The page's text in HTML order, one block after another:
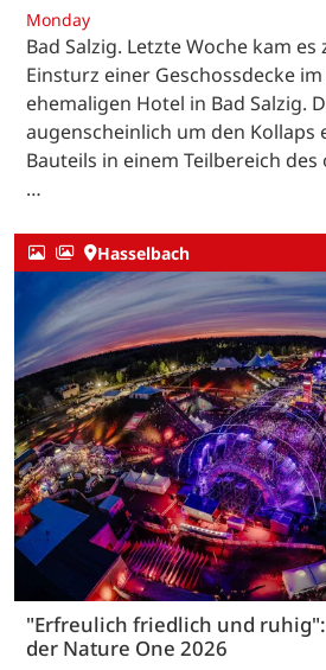
Monday
Bad Salzig. Letzte Woche kam
Einsturz einer Geschossdecke
ehemaligen Hotel in Bad Salzig.
augenscheinlich um den Kollaps
Bauteils in einem Teilbereich
…
Hasselbach
"Erfreulich friedlich und
der Nature One 2026